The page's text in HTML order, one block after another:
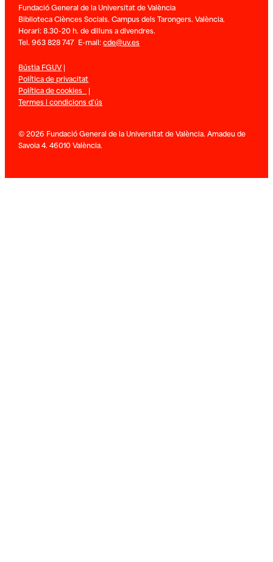
Fundació General de la Universitat de València
Biblioteca Ciènces Socials. Campus dels Tarongers. València.
Horari: 8.30-20 h. de dilluns a divendres.
Tel. 963 828 747 E-mail:cde@uv.es
Bústia FGUV|
Política de privacitat
Política de cookies |
Termes i condicions d’ús
© 2026 Fundació General de la Universitat de València. Amadeu de
Savoia 4. 46010 València.